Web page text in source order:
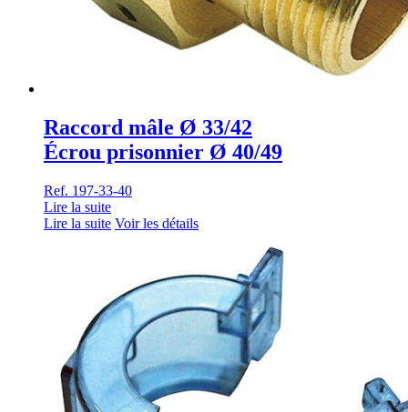
Raccord mâle Ø 33/42
Écrou prisonnier Ø 40/49
Ref. 197-33-40
Lire la suite
Lire la suite Voir les détails